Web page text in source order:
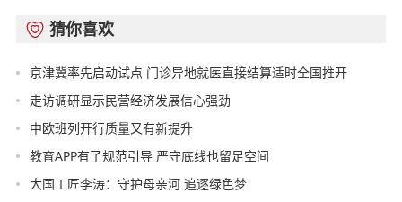
 猜你喜欢
京津冀率先启动试点 门诊异地就医直接结算适时全国推开
走访调研显示民营经济发展信心强劲
中欧班列开行质量又有新提升
教育APP有了规范引导 严守底线也留足空间
大国工匠李涛：守护母亲河 追逐绿色梦